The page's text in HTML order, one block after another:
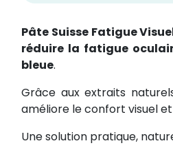
Pâte Suisse Fatigue
réduire la fatigue
bleue.
Grâce aux extraits
améliore le confort visuel
Une solution pratique,